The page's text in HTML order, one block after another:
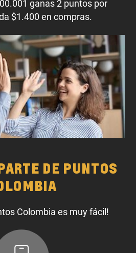
ganas 2 puntos por
$1.400 en compras.
DE PUNTOS
Colombia es muy fácil!